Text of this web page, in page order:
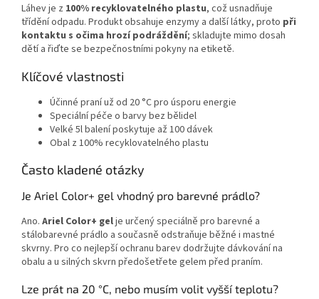
Láhev je z 100% recyklovatelného plastu, což usnadňuje
třídění odpadu. Produkt obsahuje enzymy a další látky, proto při
kontaktu s očima hrozí podráždění; skladujte mimo dosah
dětí a řiďte se bezpečnostními pokyny na etiketě.
Klíčové vlastnosti
Účinné praní už od 20 °C pro úsporu energie
Speciální péče o barvy bez bělidel
Velké 5l balení poskytuje až 100 dávek
Obal z 100% recyklovatelného plastu
Často kladené otázky
Je Ariel Color+ gel vhodný pro barevné prádlo?
Ano. Ariel Color+ gelje určený speciálně pro barevné a
stálobarevné prádlo a současně odstraňuje běžné i mastné
skvrny. Pro co nejlepší ochranu barev dodržujte dávkování na
obalu a u silných skvrn předošetřete gelem před praním.
Lze prát na 20 °C, nebo musím volit vyšší teplotu?